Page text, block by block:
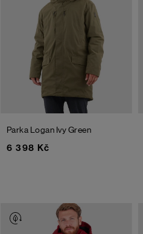
Parka Logan Ivy Green
6 398 Kč